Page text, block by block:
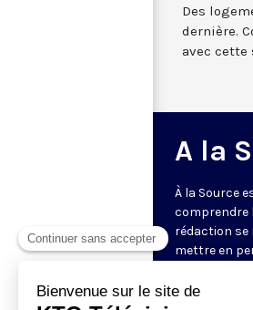
Des
dernière.
avec cette
A la
À la Source
comprendre
rédaction
mettre en
religieuse
reportages,